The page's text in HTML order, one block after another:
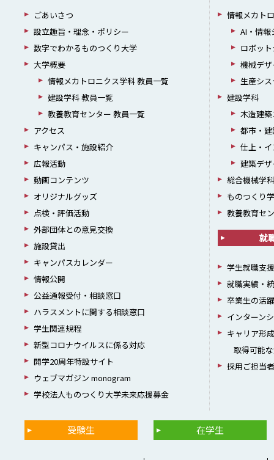
ごあいさつ
設立趣旨・理念・ポリシー
数字でわかるものつくり大学
大学概要
情報メカトロニクス学科 教員一覧
建設学科 教員一覧
教養教育センター 教員一覧
アクセス
キャンパス・施設紹介
広報活動
動画コンテンツ
オリジナルグッズ
点検・評価活動
外部団体との意見交換
施設貸出
キャンパスカレンダー
情報公開
公益通報受付・相談窓口
ハラスメントに関する相談窓口
学生関連規程
新型コロナウイルスに係る対応
開学20周年特設サイト
ウェブマガジン monogram
学校法人ものつくり大学未来応援募金
情報メカト
AI・情
ロボッ
機械デ
生産シ
建設学科
木造建
都市・
仕上・
建築デ
総合機械学科
ものつくり
教養教育セ
就
学生就職支援
就職実績・
卒業生の活躍
インターン
キャリア形成
取得可能な
採用ご担当
受験生 在学生